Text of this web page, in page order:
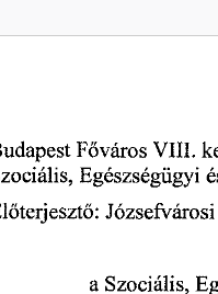
Főváros VIII.
Egészségügyi
őterjesztő:
a Szociális,